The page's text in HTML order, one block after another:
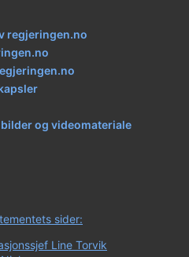
regjeringen.no
og videomateriale
sider:
Line Torvik